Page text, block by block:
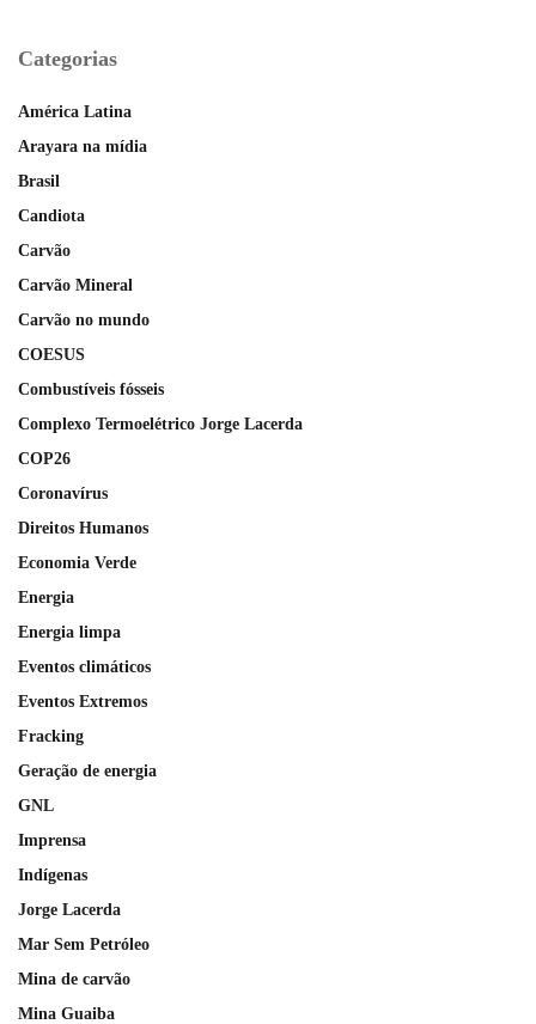
Categorias
América Latina
Arayara na mídia
Brasil
Candiota
Carvão
Carvão Mineral
Carvão no mundo
COESUS
Combustíveis fósseis
Complexo Termoelétrico Jorge Lacerda
COP26
Coronavírus
Direitos Humanos
Economia Verde
Energia
Energia limpa
Eventos climáticos
Eventos Extremos
Fracking
Geração de energia
GNL
Imprensa
Indígenas
Jorge Lacerda
Mar Sem Petróleo
Mina de carvão
Mina Guaiba